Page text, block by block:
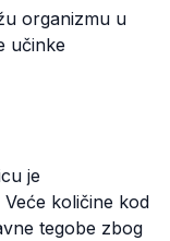
organizmu u
učinke
je
količine kod
tegobe zbog